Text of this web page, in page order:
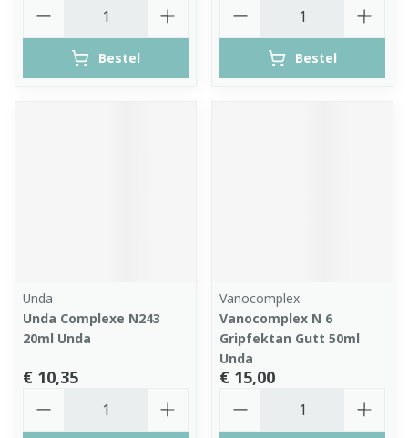
Bestel Bestel
Unda
Unda Complexe N243
20ml Unda
€ 10,35
Vanocomplex
Vanocomplex N 6
Gripfektan Gutt 50ml
Unda
€ 15,00